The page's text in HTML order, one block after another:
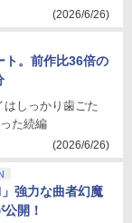
(2026/6/26)
ト。前作比36倍の
はしっかり歯ごた
た続編
(2026/6/26)
強力な曲者幻魔
開！